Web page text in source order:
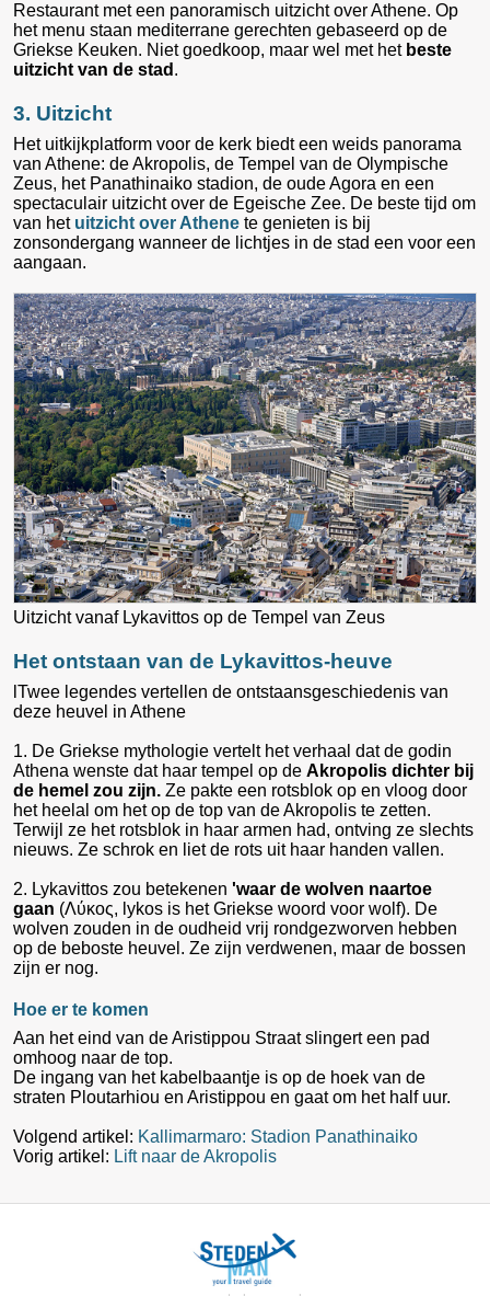
Restaurant met een panoramisch uitzicht over Athene. Op
het menu staan mediterrane gerechten gebaseerd op de
Griekse Keuken. Niet goedkoop, maar wel met hetbeste
uitzicht van de stad .
3. Uitzicht
Het uitkijkplatform voor de kerk biedt een weids panorama
van Athene: de Akropolis, de Tempel van de Olympische
Zeus, het Panathinaiko stadion, de oude Agora en een
spectaculair uitzicht over de Egeische Zee. De beste tijd om
van het uitzicht over Athene te genieten is bij
zonsondergang wanneer de lichtjes in de stad een voor een
aangaan.
Uitzicht vanaf Lykavittos op de Tempel van Zeus
Het ontstaan van de Lykavittos-heuve
lTwee legendes vertellen de ontstaansgeschiedenis van
deze heuvel in Athene
1. De Griekse mythologie vertelt het verhaal dat de godin
Athena wenste dat haar tempel op de Akropolis dichter bij
de hemel zou zijn. Ze pakte een rotsblok op en vloog door
het heelal om het op de top van de Akropolis te zetten.
Terwijl ze het rotsblok in haar armen had, ontving ze slechts
nieuws. Ze schrok en liet de rots uit haar handen vallen.
2. Lykavittos zou betekenen 'waar de wolven naartoe
gaan (Λύκος, lykos is het Griekse woord voor wolf). De
wolven zouden in de oudheid vrij rondgezworven hebben
op de beboste heuvel. Ze zijn verdwenen, maar de bossen
zijn er nog.
Hoe er te komen
Aan het eind van de Aristippou Straat slingert een pad
omhoog naar de top.
De ingang van het kabelbaantje is op de hoek van de
straten Ploutarhiou en Aristippou en gaat om het half uur.
Volgend artikel: Kallimarmaro: Stadion Panathinaiko
Vorig artikel: Lift naar de Akropolis